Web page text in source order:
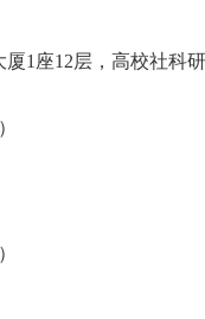
12层，高校社科研